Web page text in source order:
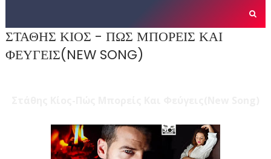
ΣΤΑΘΗΣ ΚΙΟΣ - ΠΩΣ ΜΠΟΡΕΙΣ ΚΑΙ
ΦΕΥΓΕΙΣ(NEW SONG)